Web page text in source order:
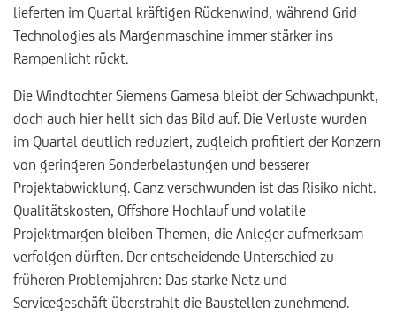
lieferten im Quartal kräftigen Rückenwind, während Grid
Technologies als Margenmaschine immer stärker ins
Rampenlicht rückt.
Die Windtochter Siemens Gamesa bleibt der Schwachpunkt,
doch auch hier hellt sich das Bild auf. Die Verluste wurden
im Quartal deutlich reduziert, zugleich profitiert der Konzern
von geringeren Sonderbelastungen und besserer
Projektabwicklung. Ganz verschwunden ist das Risiko nicht.
Qualitätskosten, Offshore Hochlauf und volatile
Projektmargen bleiben Themen, die Anleger aufmerksam
verfolgen dürften. Der entscheidende Unterschied zu
früheren Problemjahren: Das starke Netz und
Servicegeschäft überstrahlt die Baustellen zunehmend.